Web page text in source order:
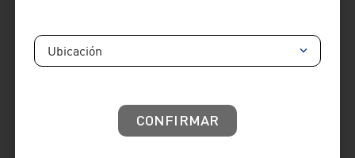
Cambios y devoluciones:
: Tienes hasta 7 días útiles desde la recepción de tu
producto para realizar tus cambios y devoluciones.Términos y condiciones
01) 604 4646
Ubicación
CONFIRMAR